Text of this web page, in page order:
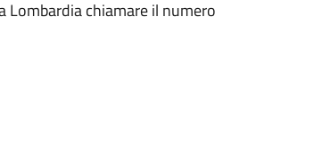
Lombardia chiamare il numero